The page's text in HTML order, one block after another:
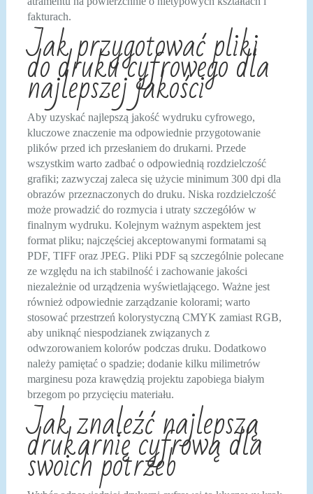
fakturach.
Jak przygotować pliki
do druku cyfrowego dla
najlepszej jakości
Aby uzyskać najlepszą jakość wydruku cyfrowego,
kluczowe znaczenie ma odpowiednie przygotowanie
plików przed ich przesłaniem do drukarni. Przede
wszystkim warto zadbać o odpowiednią rozdzielczość
grafiki; zazwyczaj zaleca się użycie minimum 300 dpi dla
obrazów przeznaczonych do druku. Niska rozdzielczość
może prowadzić do rozmycia i utraty szczegółów w
finalnym wydruku. Kolejnym ważnym aspektem jest
format pliku; najczęściej akceptowanymi formatami są
PDF, TIFF oraz JPEG. Pliki PDF są szczególnie polecane
ze względu na ich stabilność i zachowanie jakości
niezależnie od urządzenia wyświetlającego. Ważne jest
również odpowiednie zarządzanie kolorami; warto
stosować przestrzeń kolorystyczną CMYK zamiast RGB,
aby uniknąć niespodzianek związanych z
odwzorowaniem kolorów podczas druku. Dodatkowo
należy pamiętać o spadzie; dodanie kilku milimetrów
marginesu poza krawędzią projektu zapobiega białym
brzegom po przycięciu materiału.
Jak znaleźć najlepszą
drukarnię cyfrową dla
swoich potrzeb